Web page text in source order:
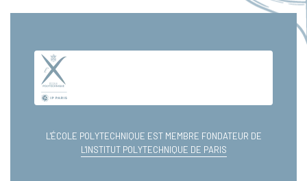
continus
L'ÉCOLE POLYTECHNIQUE EST MEMBRE FONDATEUR DE
L'INSTITUT POLYTECHNIQUE DE PARIS